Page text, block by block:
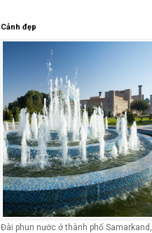
Cảnh đẹp
Đài phun nước ở thành phố Samarkand,